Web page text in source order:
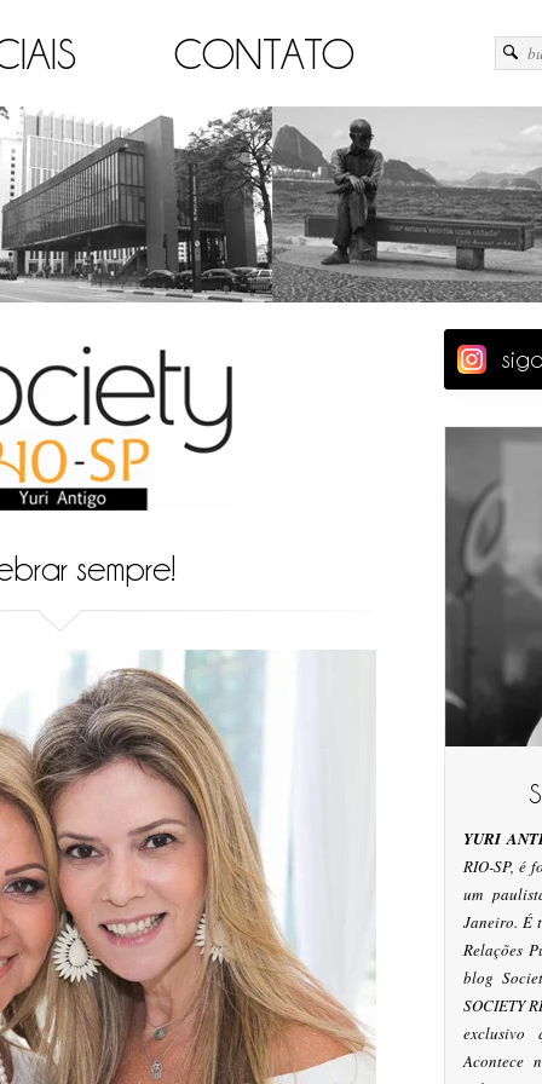
CONTATO
sempre!
YURI
RIO-SP, é
um
Janeiro. É
Relações
blog
SOCIETY
exclusivo
Acontece